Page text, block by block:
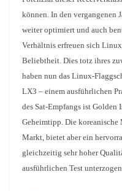
können. In den vergangenen
weiter optimiert und auch
Verhältnis erfreuen sich
Beliebtheit. Dies totz ihres
haben nun das Linux-
LX3 – einem ausführlichen
des Sat-Empfangs ist Golden
Geheimtipp. Die koreanische
Markt, bietet aber ein
gleichzeitig sehr hoher
ausführlichen Test unterzogen.